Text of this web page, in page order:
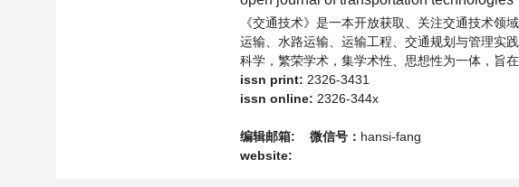
《交通技术》是一本开放获取、关注交通技术领
运输、水路运输、运输工程、交通规划与管理实
科学，繁荣学术，集学术性、思想性为一体，旨
论交通技术领域内不同方向问题与发展的交流平台
issn print: 2326-3431
issn online: 2326-344x
编辑邮箱: 微信号： hansi-fang
website: